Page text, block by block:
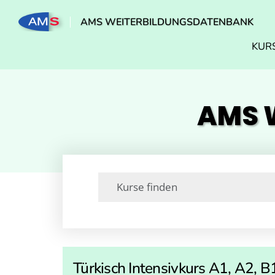
AMS WEITERBILDUNGSDATENBANK
AMS
Türkisch Intensivkurs A1, A2,